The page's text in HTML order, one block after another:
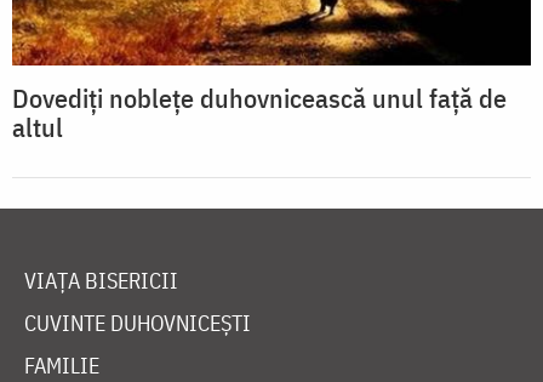
Dovediţi nobleţe duhovnicească unul faţă de
altul
VIAȚA BISERICII
CUVINTE DUHOVNICEȘTI
FAMILIE